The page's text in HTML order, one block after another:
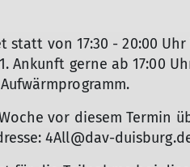
statt von 17:30 - 20:00
Ankunft gerne ab 17:00
vor diesem Termin
4All@dav-